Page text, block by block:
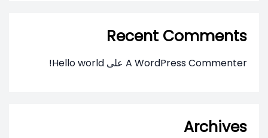
Recent Comments
A WordPress Commenter على Hello world!
Archives